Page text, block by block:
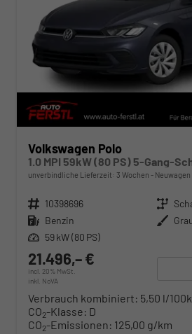
Volkswagen Polo
1.0 MPI 59kW (80 PS) 5-Gang-
unverbindliche Lieferzeit: 3 Wochen Neuwagen
Fahrzeugnr. 10398696 Getriebe
Kraftstoff Benzin Außenfarbe
Leistung 59 kW (80 PS)
21.496,– €
incl. 20% MwSt.
inkl. NoVA
Verbrauch kombiniert: 5,50 l/
CO2-Klasse: D
CO2-Emissionen: 125,00 g/km